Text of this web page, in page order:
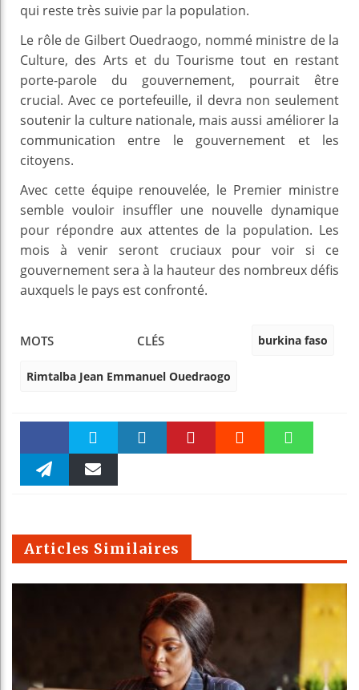
qui reste très suivie par la population.
Le rôle de Gilbert Ouedraogo, nommé ministre de la
Culture, des Arts et du Tourisme tout en restant
porte-parole du gouvernement, pourrait être
crucial. Avec ce portefeuille, il devra non seulement
soutenir la culture nationale, mais aussi améliorer la
communication entre le gouvernement et les
citoyens.
Avec cette équipe renouvelée, le Premier ministre
semble vouloir insuffler une nouvelle dynamique
pour répondre aux attentes de la population. Les
mois à venir seront cruciaux pour voir si ce
gouvernement sera à la hauteur des nombreux défis
auxquels le pays est confronté.
MOTS CLÉS burkina faso
Rimtalba Jean Emmanuel Ouedraogo
Faceboo Twitter
m
Articles Similaires